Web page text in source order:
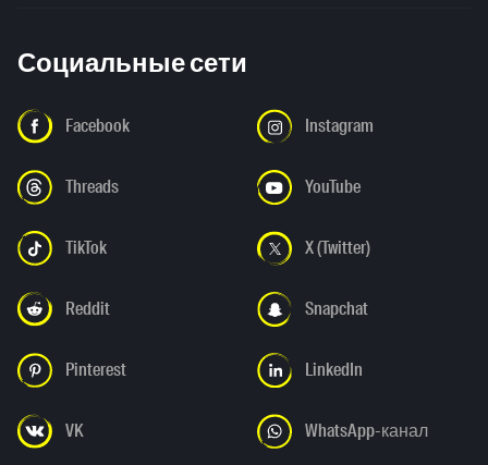
Социальные сети
Facebook Instagram
Threads YouTube
TikTok X (Twitter)
Reddit Snapchat
Pinterest LinkedIn
VK WhatsApp-канал